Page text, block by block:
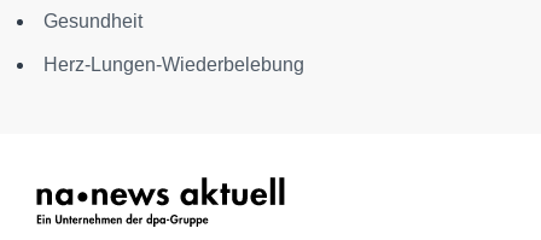
Gesundheit
Herz-Lungen-Wiederbelebung